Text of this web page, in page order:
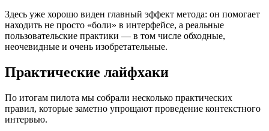
Здесь уже хорошо виден главный эффект метода: он помогает
находить не просто «боли» в интерфейсе, а реальные
пользовательские практики — в том числе обходные,
неочевидные и очень изобретательные.
Практические лайфхаки
По итогам пилота мы собрали несколько практических
правил, которые заметно упрощают проведение контекстного
интервью.